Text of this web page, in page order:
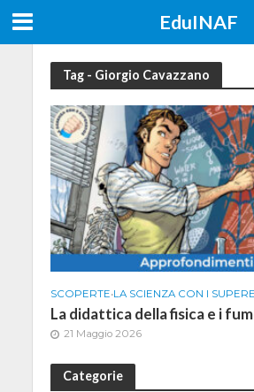
EduINAF
Tag - Giorgio Cavazzano
SCOPERTE•LA SCIENZA CON I
La didattica della fisica e i
21 Maggio 2026
Categorie